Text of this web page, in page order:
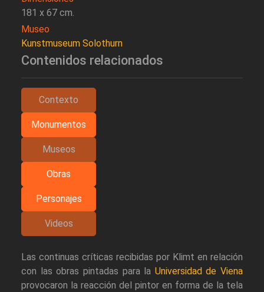
181 x 67 cm.
Museo
Kunstmuseum Solothurn
Contenidos relacionados
Contexto
Monumentos
Museos
Obras
Personajes
Videos
Las continuas críticas recibidas por Klimt en relación
con las obras pintadas para la Universidad de Viena
provocaron la reacción del pintor en forma de la tela